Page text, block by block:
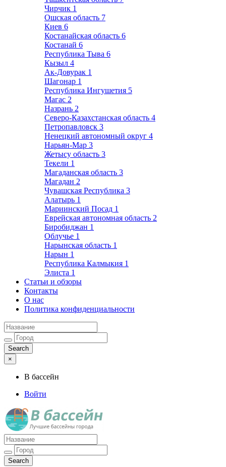
Чирчик 1
Ошская область 7
Киев 6
Костанайская область 6
Костанай 6
Республика Тыва 6
Кызыл 4
Ак-Довурак 1
Шагонар 1
Республика Ингушетия 5
Магас 2
Назрань 2
Северо-Казахстанская область 4
Петропавловск 3
Ненецкий автономный округ 4
Нарьян-Мар 3
Жетысу область 3
Текели 1
Магаданская область 3
Магадан 2
Чувашская Республика 3
Алатырь 1
Мариинский Посад 1
Еврейская автономная область 2
Биробиджан 1
Облучье 1
Нарынская область 1
Нарын 1
Республика Калмыкия 1
Элиста 1
Статьи и обзоры
Контакты
О нас
Политика конфиденциальности
×
В бассейн
Войти
Лучшие бассейны города